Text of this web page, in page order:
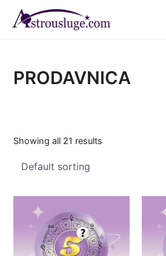
PRODAVNICA
Showing all 21 results